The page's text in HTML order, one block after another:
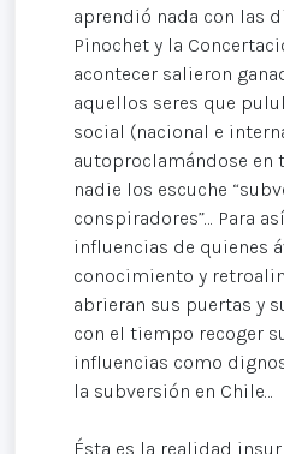
aprendió nada con las
Pinochet y la
acontecer salieron
aquellos seres que
social (nacional e
autoproclamándose en
nadie los escuche
conspiradores”… Para
influencias de quienes
conocimiento y
abrieran sus puertas y
con el tiempo recoger
influencias como
la subversión en Chile…
Ésta es la realidad